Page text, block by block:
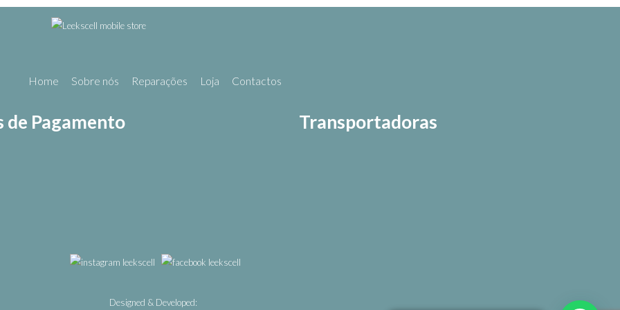
Home Sobre nós Reparações Loja Contactos
de Pagamento Transportadoras
Designed & Developed: